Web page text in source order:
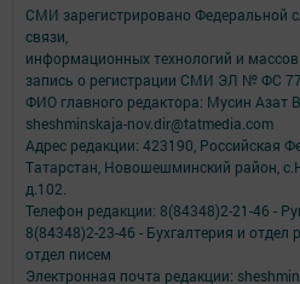
СМИ зарегистрировано Федеральной
связи,
информационных технологий и
запись о регистрации СМИ ЭЛ № ФС
ФИО главного редактора: Мусин Азат
sheshminskaja-nov.dir@tatmedia.com
Адрес редакции: 423190, Российская
Татарстан, Новошешминский район,
д.102.
Телефон редакции: 8(84348)2-21-46 -
8(84348)2-23-46 - Бухгалтерия и
отдел писем
Электронная почта редакции: